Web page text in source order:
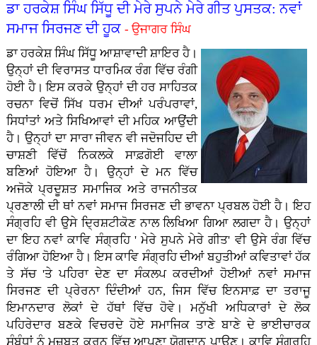
ਡਾ ਹਰਕੇਸ਼ ਸਿੰਘ ਸਿੱਧੂ ਦੀ ਮੇਰੇ ਸੁਪਨੇ ਮੇਰੇ ਗੀਤ ਪੁਸਤਕ: ਨਵਾਂ
ਸਮਾਜ ਸਿਰਜਣ ਦੀ ਹੂਕ - ਉਜਾਗਰ ਸਿੰਘ
ਡਾ ਹਰਕੇਸ਼ ਸਿੰਘ ਸਿੱਧੂ ਆਸ਼ਾਵਾਦੀ ਸ਼ਾਇਰ ਹੈ।
ਉਨ੍ਹਾਂ ਦੀ ਵਿਰਾਸਤ ਧਾਰਮਿਕ ਰੰਗ ਵਿੱਚ ਰੰਗੀ
ਹੋਈ ਹੈ। ਇਸ ਕਰਕੇ ਉਨ੍ਹਾਂ ਦੀ ਹਰ ਸਾਹਿਤਕ
ਰਚਨਾ ਵਿਚੋਂ ਸਿੱਖ ਧਰਮ ਦੀਆਂ ਪਰੰਪਰਾਵਾਂ,
ਸਿਧਾਂਤਾਂ ਅਤੇ ਸਿਖਿਆਵਾਂ ਦੀ ਮਹਿਕ ਆਉਂਦੀ
ਹੈ। ਉਨ੍ਹਾਂ ਦਾ ਸਾਰਾ ਜੀਵਨ ਵੀ ਜਦੋਜਹਿਦ ਦੀ
ਚਾਸ਼ਣੀ ਵਿੱਚੋਂ ਨਿਕਲਕੇ ਸਾਫ਼ਗੋਈ ਵਾਲਾ
ਬਣਿਆਂ ਹੋਇਆ ਹੈ। ਉਨ੍ਹਾਂ ਦੇ ਮਨ ਵਿੱਚ
ਅਜੋਕੇ ਪ੍ਰਦੂਸ਼ਤ ਸਮਾਜਿਕ ਅਤੇ ਰਾਜਨੀਤਕ
ਪ੍ਰਣਾਲੀ ਦੀ ਥਾਂ ਨਵਾਂ ਸਮਾਜ ਸਿਰਜਣ ਦੀ ਭਾਵਨਾ ਪ੍ਰਬਲ ਹੋਈ ਹੈ। ਇਹ
ਸੰਗ੍ਰਹਿ ਵੀ ਉਸੇ ਦ੍ਰਿਸ਼ਟੀਕੋਣ ਨਾਲ ਲਿਖਿਆ ਗਿਆ ਲਗਦਾ ਹੈ। ਉਨ੍ਹਾਂ
ਦਾ ਇਹ ਨਵਾਂ ਕਾਵਿ ਸੰਗ੍ਰਹਿ ' ਮੇਰੇ ਸੁਪਨੇ ਮੇਰੇ ਗੀਤ' ਵੀ ਉਸੇ ਰੰਗ ਵਿੱਚ
ਰੰਗਿਆ ਹੋਇਆ ਹੈ। ਇਸ ਕਾਵਿ ਸੰਗ੍ਰਹਿ ਦੀਆਂ ਬਹੁਤੀਆਂ ਕਵਿਤਾਵਾਂ ਹੱਕ
ਤੇ ਸੱਚ 'ਤੇ ਪਹਿਰਾ ਦੇਣ ਦਾ ਸੰਕਲਪ ਕਰਦੀਆਂ ਹੋਈਆਂ ਨਵਾਂ ਸਮਾਜ
ਸਿਰਜਣ ਦੀ ਪ੍ਰੇਰਨਾ ਦਿੰਦੀਆਂ ਹਨ, ਜਿਸ ਵਿੱਚ ਇਨਸਾਫ਼ ਦਾ ਤਰਾਜੂ
ਇਮਾਨਦਾਰ ਲੋਕਾਂ ਦੇ ਹੱਥਾਂ ਵਿੱਚ ਹੋਵੇ। ਮਨੁੱਖੀ ਅਧਿਕਾਰਾਂ ਦੇ ਲੋਕ
ਪਹਿਰੇਦਾਰ ਬਣਕੇ ਵਿਚਰਦੇ ਹੋਏ ਸਮਾਜਿਕ ਤਾਣੇ ਬਾਣੇ ਦੇ ਭਾਈਚਾਰਕ
ਸੰਬੰਧਾਂ ਨੂੰ ਮਜ਼ਬੂਤ ਕਰਨ ਵਿੱਚ ਆਪਣਾ ਯੋਗਦਾਨ ਪਾਉਣ। ਕਾਵਿ ਸੰਗ੍ਰਹਿ